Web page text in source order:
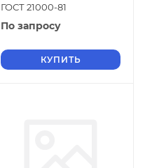
ГОСТ 21000-81
По запросу
КУПИТЬ